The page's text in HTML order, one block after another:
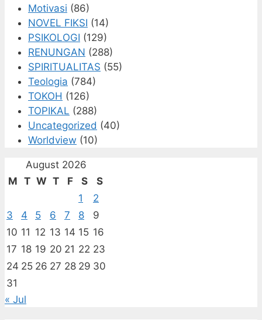
Motivasi (86)
NOVEL FIKSI (14)
PSIKOLOGI (129)
RENUNGAN (288)
SPIRITUALITAS (55)
Teologia (784)
TOKOH (126)
TOPIKAL (288)
Uncategorized (40)
Worldview (10)
August 2026
M T W T F S
S
1
2
3
4 5 6 7 8
9
10 11 12 13 14 15 16
17 18 19 20 21 22 23
24 25 26 27 28 29 30
31
« Jul